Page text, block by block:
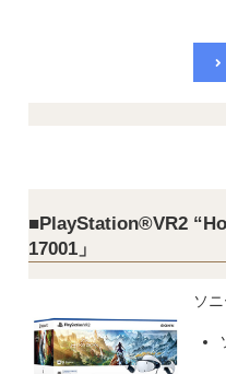
■PlayStation®VR2
17001」
ソ